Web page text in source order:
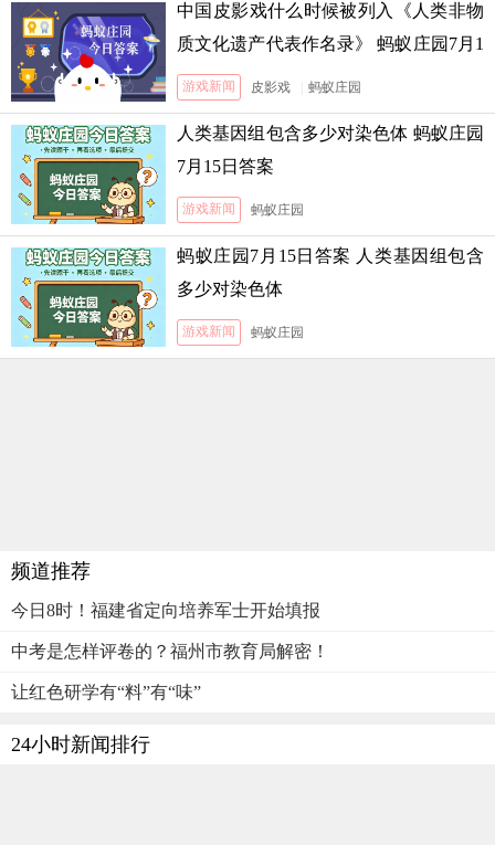
中国皮影戏什么时候被列入《人类非物
质文化遗产代表作名录》 蚂蚁庄园7月1
3日答案
游戏新闻 皮影戏 蚂蚁庄园
人类基因组包含多少对染色体 蚂蚁庄园
7月15日答案
游戏新闻 蚂蚁庄园
蚂蚁庄园7月15日答案 人类基因组包含
多少对染色体
游戏新闻 蚂蚁庄园
频道推荐
今日8时！福建省定向培养军士开始填报
中考是怎样评卷的？福州市教育局解密！
让红色研学有“料”有“味”
24小时新闻排行